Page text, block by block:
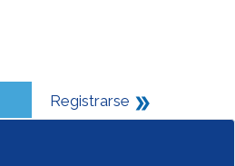
Registrarse